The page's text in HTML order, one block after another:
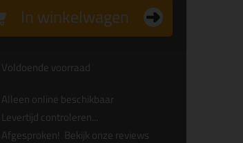
In winkelwagen
Voldoende voorraad
Alleen online beschikbaar
Levertijd controleren...
Afgesproken! Bekijk onze reviews